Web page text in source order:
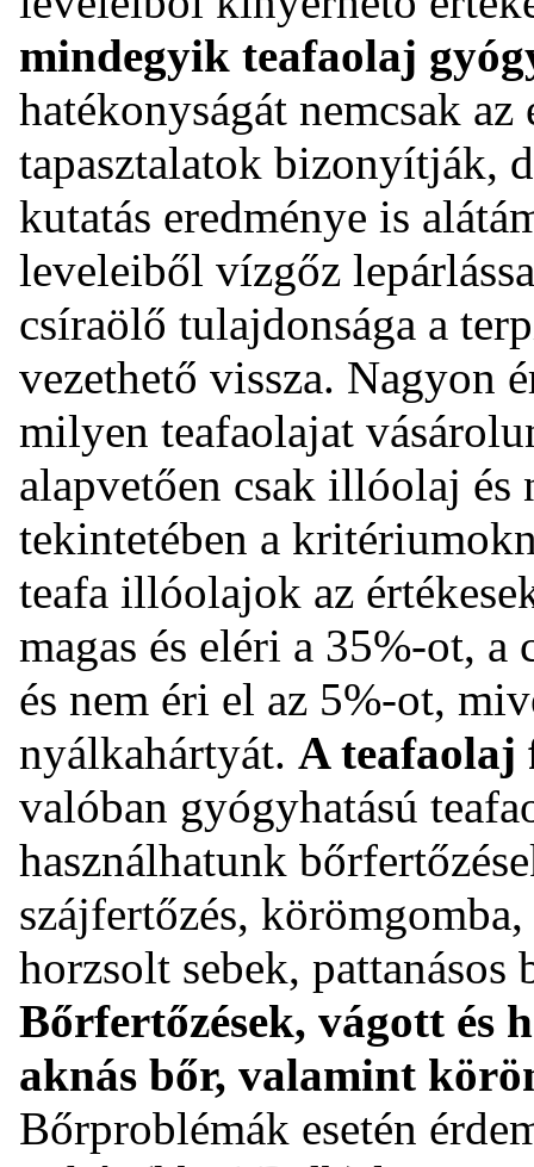
mindegyik teafaolaj
hatékonyságát nemcsak
tapasztalatok bizonyítják,
kutatás eredménye is
leveleiből vízgőz
csíraölő tulajdonsága a
vezethető vissza. Nagyon
milyen teafaolajat
alapvetően csak illóolaj és
tekintetében a
teafa illóolajok az
magas és eléri a 35%-ot,
és nem éri el az 5%-ot,
nyálkahártyát. A teafaolaj
valóban gyógyhatású
használhatunk
szájfertőzés,
horzsolt sebek, pattanásos
Bőrfertőzések, vágott és
aknás bőr, valamint
Bőrproblémák esetén